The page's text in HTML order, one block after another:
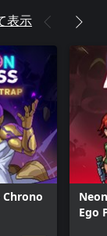
表示
Chrono
Ego